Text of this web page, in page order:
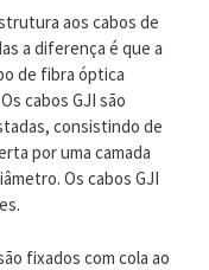
aos cabos de
a diferença é que a
de fibra óptica
cabos GJI são
consistindo de
por uma camada
Os cabos GJI
fixados com cola ao